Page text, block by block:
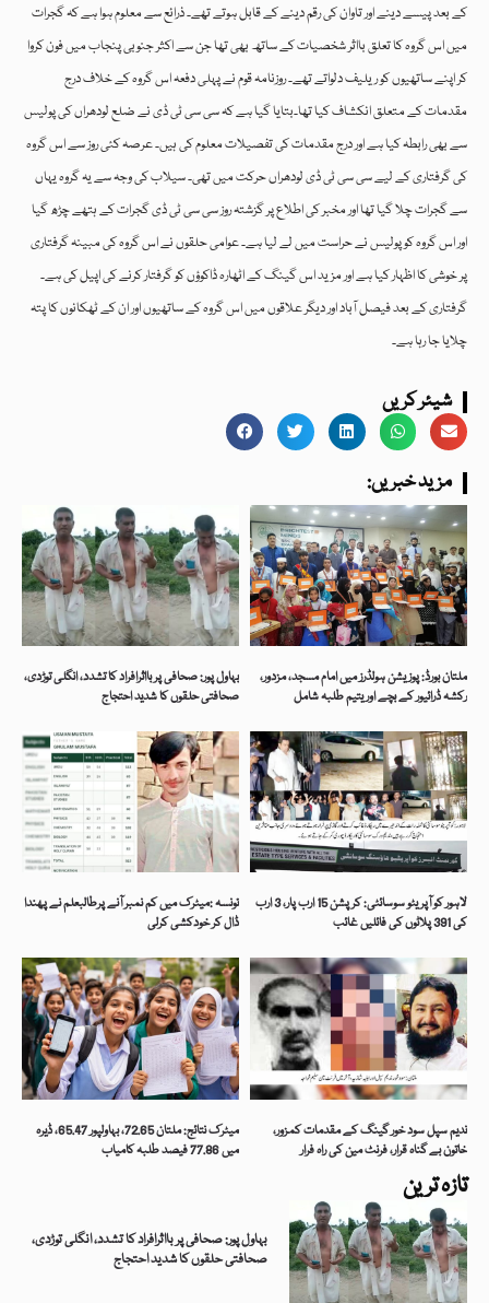
تازہ ترین
بہاول پور: صحافی پر بااثرافراد کا تشدد، انگلی توڑدی،
صحافتی حلقوں کا شدید احتجاج
کے بعد پیسے دینے اور تاوان کی رقم دینے کے قابل ہوتے تھے۔ ذرائع سے معلوم ہوا ہے کہ گجرات
میں اس گروہ کا تعلق بااثر شخصیات کے ساتھ بھی تھا جن سے اکثر جنوبی پنجاب میں فون کروا
کر اپنے ساتھیوں کو ریلیف دلواتے تھے۔ روزنامہ قوم نے پہلی دفعہ اس گروہ کے خلاف درج
مقدمات کے متعلق انکشاف کیا تھا۔بتایا گیا ہے کہ سی سی ٹی ڈی نے ضلع لودھراں کی پولیس
سے بھی رابطہ کیا ہے اور درج مقدمات کی تفصیلات معلوم کی ہیں۔ عرصہ کئی روز سے اس گروہ
کی گرفتاری کے لیے سی سی ٹی ڈی لودھراں حرکت میں تھی۔ سیلاب کی وجہ سے یہ گروہ یہاں
سے گجرات چلا گیا تھا اور مخبر کی اطلاع پر گزشتہ روز سی سی ٹی ڈی گجرات کے ہتھے چڑھ گیا
اور اس گروہ کو پولیس نے حراست میں لے لیا ہے۔ عوامی حلقوں نے اس گروہ کی مبینہ گرفتاری
پر خوشی کا اظہار کیا ہے اور مزید اس گینگ کے اٹھارہ ڈاکوؤں کو گرفتار کرنے کی اپیل کی ہے۔
گرفتاری کے بعد فیصل آباد اور دیگر علاقوں میں اس گروہ کے ساتھیوں اور ان کے ٹھکانوں کا پتہ
چلایا جا رہا ہے۔
شیئر کریں
:مزید خبریں
بہاول پور: صحافی پر بااثرافراد کا تشدد، انگلی توڑدی،
صحافتی حلقوں کا شدید احتجاج
ملتان بورڈ: پوزیشن ہولڈرز میں امام مسجد، مزدور،
رکشہ ڈرائیور کے بچے اور یتیم طلبہ شامل
تونسہ :میٹرک میں کم نمبر آنے پرطالبعلم نے پھندا
ڈال کر خودکشی کرلی
لاہور کو آپریٹو سوسائٹی: کرپشن 15 ارب پار، 3 ارب
کی 391 پلاٹوں کی فائلیں غائب
میٹرک نتائج: ملتان 72.65، بہاولپور 65.47، ڈیرہ
میں 77.86 فیصد طلبہ کامیاب
ندیم سپل سود خور گینگ کے مقدمات کمزور،
خاتون بے گناہ قرار، فرنٹ مین کی راہ فرار